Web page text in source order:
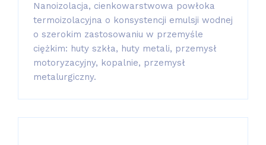
Nanoizolacja, cienkowarstwowa powłoka
termoizolacyjna o konsystencji emulsji wodnej
o szerokim zastosowaniu w przemyśle
ciężkim: huty szkła, huty metali, przemysł
motoryzacyjny, kopalnie, przemysł
metalurgiczny.